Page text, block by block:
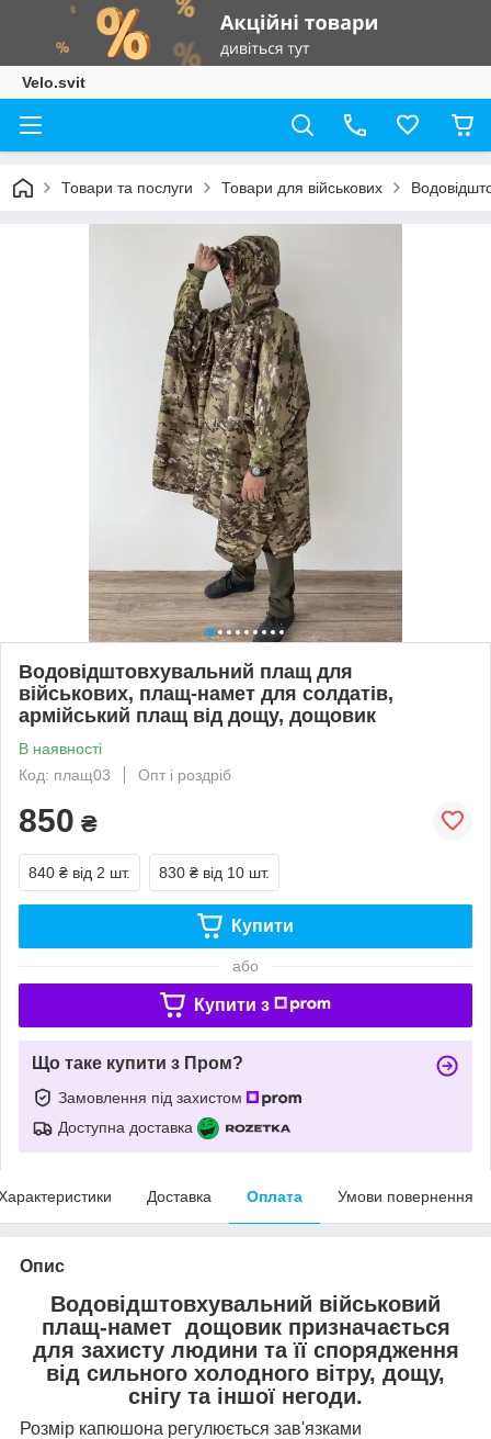
Velo.svit
Товари та послуги Товари для військових
Водовідштовхувальний плащ для
військових, плащ-намет для солдатів,
армійський плащ від дощу, дощовик
В наявності
Код: плащ03
Опт і роздріб
850 ₴
840 ₴ від 2 шт. 830 ₴ від 10 шт.
Купити
або
Купити з
Що таке купити з Пром?
Замовлення під захистом
Доступна доставка
Доставка Оплата Умови повернення
Опис
Водовідштовхувальний військовий
плащ-намет дощовик призначається
для захисту людини та її спорядження
від сильного холодного вітру, дощу,
снігу та іншої негоди.
Розмір капюшона регулюється зав'язками